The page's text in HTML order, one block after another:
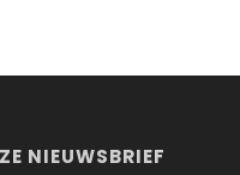
NIEUWSBRIEF